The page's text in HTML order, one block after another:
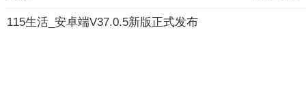
115生活_安卓端V37.0.5新版正式发布